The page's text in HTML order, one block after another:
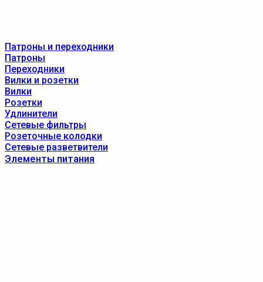
Патроны и переходники
Патроны
Переходники
Вилки и розетки
Вилки
Розетки
Удлинители
Сетевые фильтры
Розеточные колодки
Сетевые разветвители
Элементы питания